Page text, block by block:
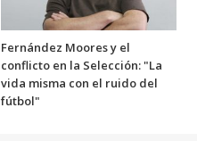
Fernández Moores y el
conflicto en la Selección: "La
vida misma con el ruido del
fútbol"